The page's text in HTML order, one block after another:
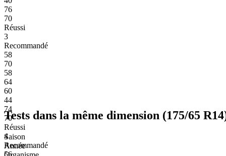
76
70
Réussi
3
Recommandé
58
70
58
64
60
44
74
70
Réussi
4
Recommandé
56
Tests dans la même dimension (175/65
Saison
Année